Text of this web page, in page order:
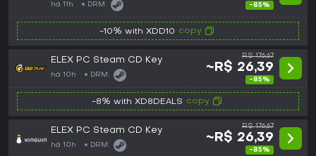
há 11h DRM: -85%
-10% with XDD10 copy
ELEX PC Steam CD Key
há 10h DRM:
R$ 176,67
~R$ 26,39
-85%
-8% with XD8DEALS copy
ELEX PC Steam CD Key
há 10h DRM:
R$ 176,67
~R$ 26,39
-85%